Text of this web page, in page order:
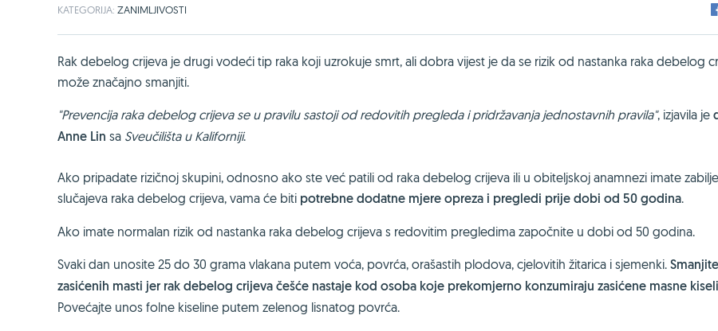
KATEGORIJA: ZANIMLJIVOSTI
Rak debelog crijeva je drugi vodeći tip raka koji uzrokuje smrt, ali dobra vijest je da se rizik od nastanka raka debelog
može značajno smanjiti.
"Prevencija raka debelog crijeva se u pravilu sastoji od redovitih pregleda i pridržavanja jednostavnih pravila", izjavila je
Anne Lin sa Sveučilišta u Kaliforniji.
Ako pripadate rizičnoj skupini, odnosno ako ste već patili od raka debelog crijeva ili u obiteljskoj anamnezi imate
slučajeva raka debelog crijeva, vama će biti potrebne dodatne mjere opreza i pregledi prije dobi od 50 godina.
Ako imate normalan rizik od nastanka raka debelog crijeva s redovitim pregledima započnite u dobi od 50 godina.
Svaki dan unosite 25 do 30 grama vlakana putem voća, povrća, orašastih plodova, cjelovitih žitarica i sjemenki.
zasićenih masti jer rak debelog crijeva češće nastaje kod osoba koje prekomjerno konzumiraju zasićene masne
Povećajte unos folne kiseline putem zelenog lisnatog povrća.